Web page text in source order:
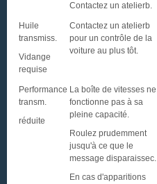
Contactez un atelierb.
Huile
transmiss.
Vidange
requise
Contactez un atelierb
pour un contrôle de la
voiture au plus tôt.
Performance
transm.
réduite
La boîte de vitesses ne
fonctionne pas à sa
pleine capacité.
Roulez prudemment
jusqu'à ce que le
message disparaissec.
En cas d'apparitions